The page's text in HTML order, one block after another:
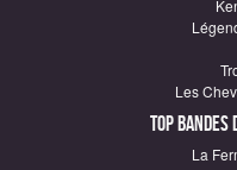
Les
Top Bandes
La